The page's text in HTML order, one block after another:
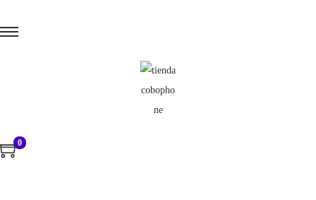
0